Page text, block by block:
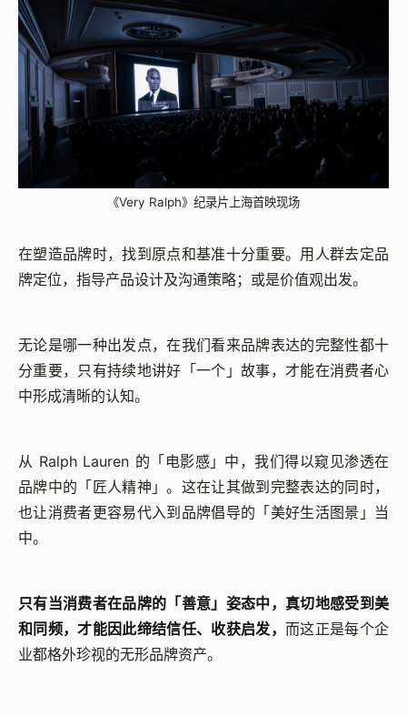
《Very Ralph》纪录片上海首映现场
在塑造品牌时，找到原点和基准十分重要。用人群去定品
牌定位，指导产品设计及沟通策略；或是价值观出发。
无论是哪一种出发点，在我们看来品牌表达的完整性都十
分重要，只有持续地讲好「一个」故事，才能在消费者心
中形成清晰的认知。
从 Ralph Lauren 的「电影感」中，我们得以窥见渗透在
品牌中的「匠人精神」。这在让其做到完整表达的同时，
也让消费者更容易代入到品牌倡导的「美好生活图景」当
中。
只有当消费者在品牌的「善意」姿态中，真切地感受到美
和同频，才能因此缔结信任、收获启发， 而这正是每个企
业都格外珍视的无形品牌资产。